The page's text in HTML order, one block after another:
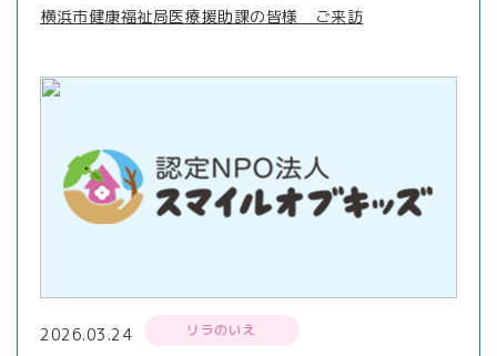
横浜市健康福祉局医療援助課の皆様 ご来訪
2026.03.24 リラのいえ